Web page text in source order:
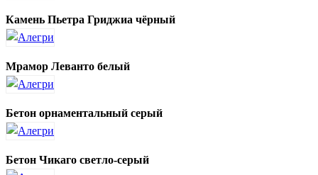
Камень Пьетра Гриджиа чёрный
Мрамор Леванто белый
Бетон орнаментальный серый
Бетон Чикаго светло-серый